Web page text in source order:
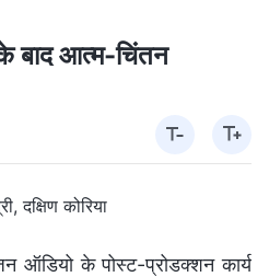
के बाद आत्म-चिंतन
दक्षिण कोरिया
ऑडियो के पोस्ट-प्रोडक्शन कार्य